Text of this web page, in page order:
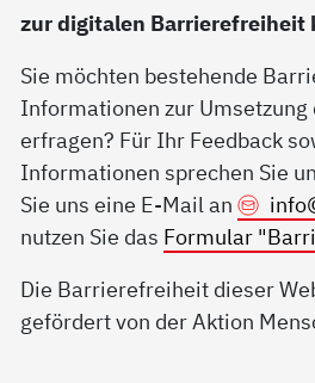
zur digitalen Barrierefreiheit
Sie möchten bestehende
Informationen zur
erfragen? Für Ihr Feedback
Informationen sprechen Sie
Sie uns eine E-Mail an
nutzen Sie das Formular
Die Barrierefreiheit dieser
gefördert von der Aktion